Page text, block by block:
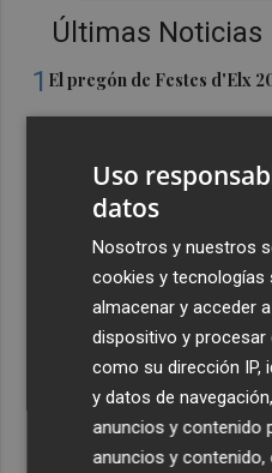
Últimas Noticias
1 El pregón de Festes d'Elx
Sierra Engarcerán por el
España restablece los
viajeros procedentes de
El homenaje a Ferran
Ferran Torres, recibido con
pueblo: "Allá donde voy
Uso
datos
Nosotros y nuestros
cookies y tecnologías
almacenar y acceder
dispositivo y
como su dirección IP,
y datos de
anuncios y contenido
anuncios y